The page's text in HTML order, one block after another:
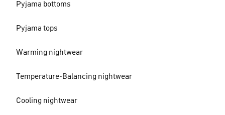
Pyjama bottoms
Pyjama tops
Warming nightwear
Temperature-Balancing nightwear
Cooling nightwear